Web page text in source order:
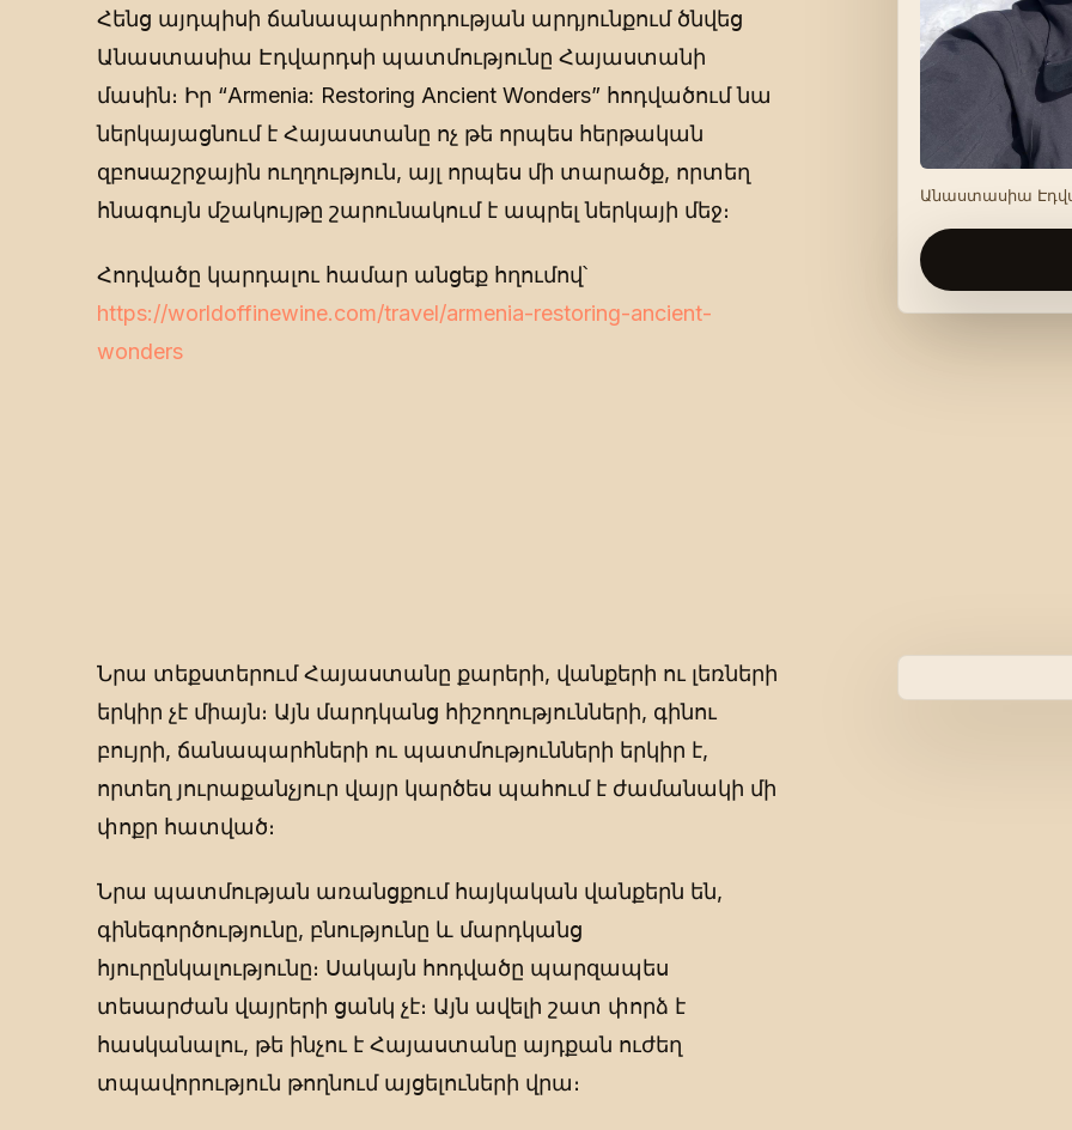
Հենց այդպիսի ճանապարհորդության արդյունքում ծնվեց
Անաստասիա Էդվարդսի պատմությունը Հայաստանի
մասին։ Իր “Armenia: Restoring Ancient Wonders” հոդվածում նա
ներկայացնում է Հայաստանը ոչ թե որպես հերթական
զբոսաշրջային ուղղություն, այլ որպես մի տարածք, որտեղ
հնագույն մշակույթը շարունակում է ապրել ներկայի մեջ։
Հոդվածը կարդալու համար անցեք հղումով՝
https://worldoffinewine.com/travel/armenia-restoring-ancient-
wonders
Անաստասիա
Նրա տեքստերում Հայաստանը քարերի, վանքերի ու լեռների
երկիր չէ միայն։ Այն մարդկանց հիշողությունների, գինու
բույրի, ճանապարհների ու պատմությունների երկիր է,
որտեղ յուրաքանչյուր վայր կարծես պահում է ժամանակի մի
փոքր հատված։
Նրա պատմության առանցքում հայկական վանքերն են,
գինեգործությունը, բնությունը և մարդկանց
հյուրընկալությունը։ Սակայն հոդվածը պարզապես
տեսարժան վայրերի ցանկ չէ։ Այն ավելի շատ փորձ է
հասկանալու, թե ինչու է Հայաստանը այդքան ուժեղ
տպավորություն թողնում այցելուների վրա։